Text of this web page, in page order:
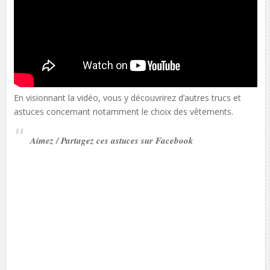
En visionnant la vidéo, vous y découvrirez d’autres trucs et
astuces concernant notamment le choix des vêtements.
Aimez / Partagez ces astuces sur Facebook